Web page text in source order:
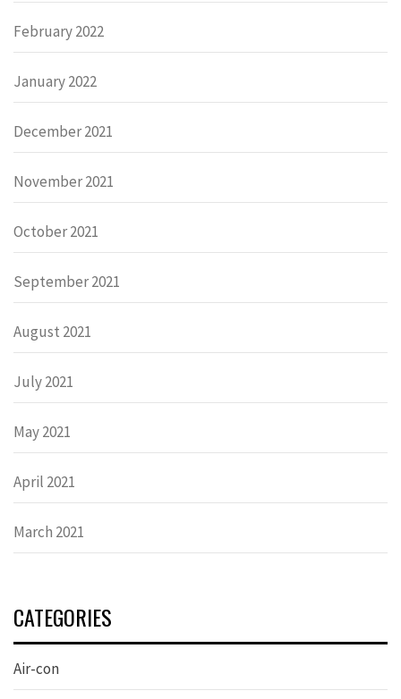
February 2022
January 2022
December 2021
November 2021
October 2021
September 2021
August 2021
July 2021
May 2021
April 2021
March 2021
CATEGORIES
Air-con